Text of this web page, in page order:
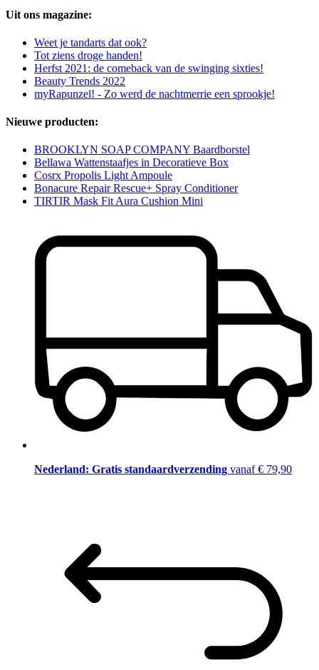
Uit ons magazine:
Weet je tandarts dat ook?
Tot ziens droge handen!
Herfst 2021: de comeback van de swinging sixties!
Beauty Trends 2022
myRapunzel! - Zo werd de nachtmerrie een sprookje!
Nieuwe producten:
BROOKLYN SOAP COMPANY Baardborstel
Bellawa Wattenstaafjes in Decoratieve Box
Cosrx Propolis Light Ampoule
Bonacure Repair Rescue+ Spray Conditioner
TIRTIR Mask Fit Aura Cushion Mini
Nederland: Gratis standaardverzending vanaf € 79,90